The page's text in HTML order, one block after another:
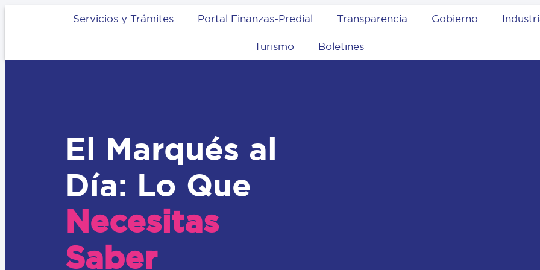
Servicios y Trámites Portal Finanzas-Predial Transparencia Gobierno
Turismo Boletines
El Marqués al
Día: Lo Que
Necesitas
Saber